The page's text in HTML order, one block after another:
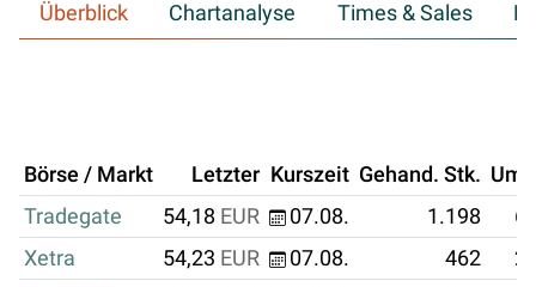
Überblick Chartanalyse Times & Sales
Börse / Markt Letzter Kurszeit Gehand. Stk.
Tradegate
54,18 EUR 07.08. 1.198
Xetra
54,23 EUR 07.08. 462